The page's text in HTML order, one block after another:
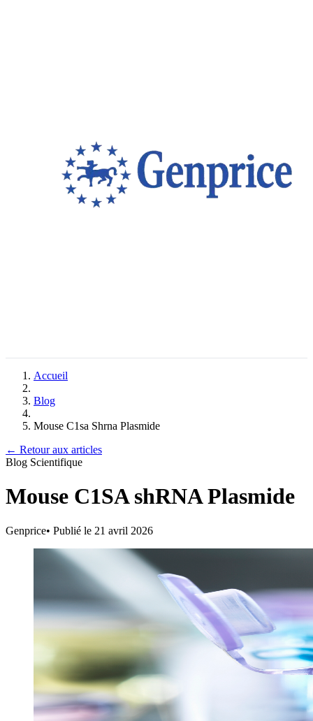
Accueil
Blog
Mouse C1sa Shrna Plasmide
← Retour aux articles
Blog Scientifique
Mouse C1SA shRNA Plasmide
Genprice• Publié le 21 avril 2026